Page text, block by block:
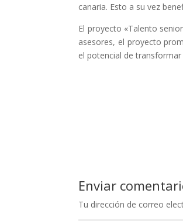
canaria. Esto a su vez
El proyecto «Talento
asesores, el proyecto
el potencial de
Enviar
Tu dirección de correo